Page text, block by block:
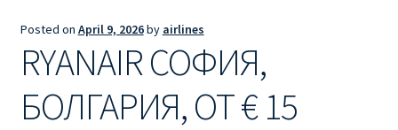
Ryanair из Тампере
RYANAIR ИЗ ЧЕХИИ | ПРАГА, ОСТРАВА, ПАРДУБИЦЕ,
БРНО
Posted on April 9, 2026by airlines
RYANAIR СОФИЯ,
БОЛГАРИЯ, ОТ € 15